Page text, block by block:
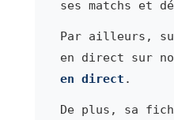
ses matchs et
Par ailleurs,
en direct sur
en direct .
De plus, sa